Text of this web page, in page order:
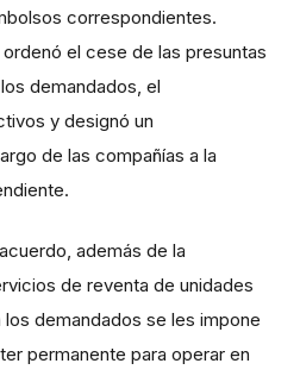
correspondientes.
el cese de las presuntas
demandados, el
y designó un
de las compañías a la
además de la
de reventa de unidades
demandados se les impone
permanente para operar en